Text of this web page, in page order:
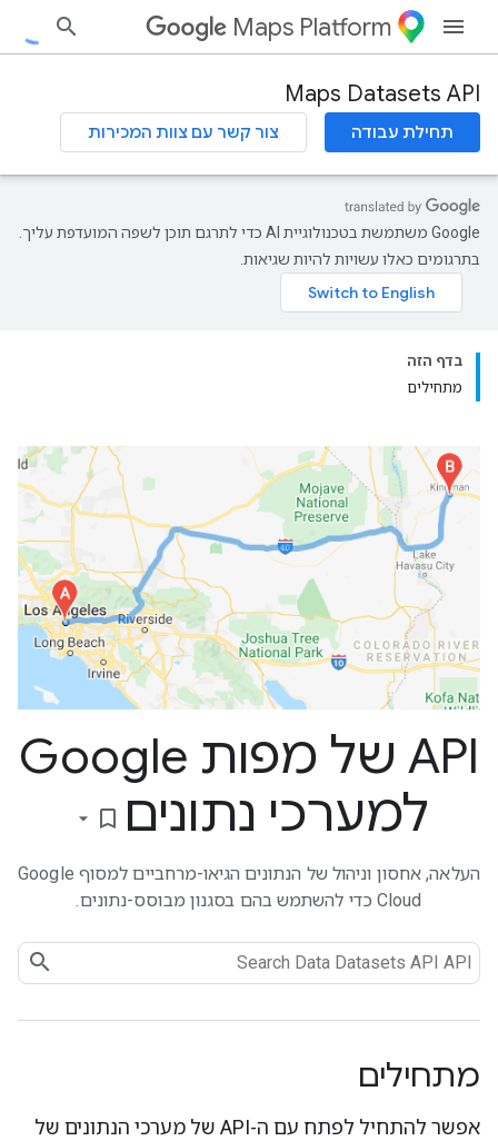
Maps Platform
Maps Datasets API
תחילת עבודה צור קשר עם צוות המכירות
‫Google משתמשת בטכנולוגיית AI כדי לתרגם תוכן לשפה המועדפת עליך.
בתרגומים כאלו עשויות להיות שגיאות.
בדף הזה
מתחילים
API של מפות Google
למערכי נתונים bookmark_border
העלאה, אחסון וניהול של הנתונים הגיאו-מרחביים למסוף Google
Cloud כדי להשתמש בהם בסגנון מבוסס-נתונים.
מתחילים
אפשר להתחיל לפתח עם ה-API של מערכי הנתונים של